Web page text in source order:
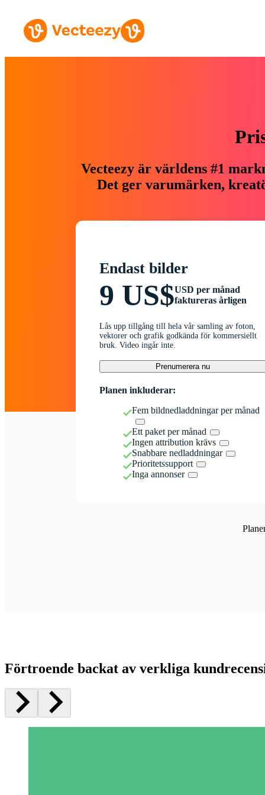
Vecteezy är världens #1
Det ger varumärken,
Endast bilder
9 US$USD per månad
faktureras årligen
Lås upp tillgång till hela vår samling av foton,
vektorer och grafik godkända för kommersiellt
bruk. Video ingår inte.
Prenumerera nu
Planen inkluderar:
Fem bildnedladdningar per månad
Ett paket per månad
Ingen attribution krävs
Snabbare nedladdningar
Prioritetssupport
Inga annonser
Förtroende backat av verkliga